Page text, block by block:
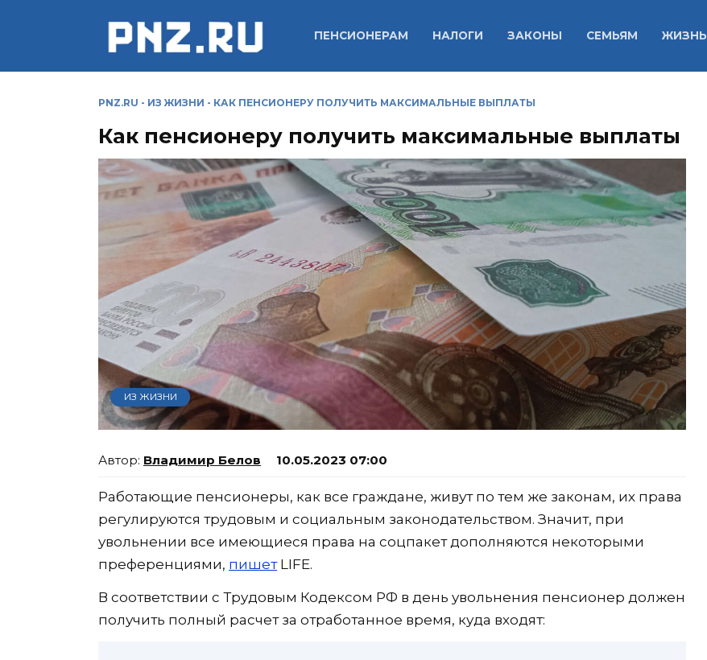
ПЕНСИОНЕРАМ НАЛОГИ ЗАКОНЫ СЕМЬЯМ ЖИЗНЬ
PNZ.RU - ИЗ ЖИЗНИ - КАК ПЕНСИОНЕРУ ПОЛУЧИТЬ МАКСИМАЛЬНЫЕ ВЫПЛАТЫ
Как пенсионеру получить максимальные выплаты
ИЗ ЖИЗНИ
Владимир Белов 10.05.2023 07:00
Работающие пенсионеры, как все граждане, живут по тем же законам, их права
регулируются трудовым и социальным законодательством. Значит, при
увольнении все имеющиеся права на соцпакет дополняются некоторыми
преференциями, пишетLIFE.
В соответствии с Трудовым Кодексом РФ в день увольнения пенсионер должен
получить полный расчет за отработанное время, куда входят: